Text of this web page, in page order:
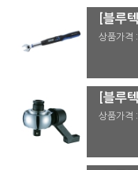
상품가격 :
상품가격 :